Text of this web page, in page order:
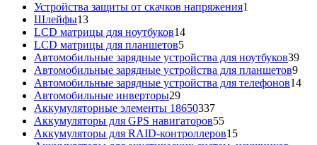
товар
Устройства защиты от скачков напряжения1
Шлейфы1313
товаров
LCD матрицы для ноутбуков1414
LCD матрицы для планшетов55
товаров
Автомобильные зарядные устройства для ноутбуков3939
Автомобильные зарядные устройства для планшетов99
Автомобильные зарядные устройства для телефонов1414
Автомобильные инверторы2929
товаров
Аккумуляторные элементы 18650337337
товаров
Аккумуляторы для GPS навигаторов5555
товаров
Аккумуляторы для RAID-контроллеров1515